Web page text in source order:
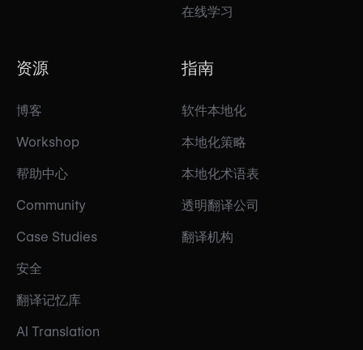
在线学习
资源
博客
Workshop
帮助中心
Community
Case Studies
安全
翻译记忆库
AI Translation
指南
软件本地化
本地化策略
本地化术语表
透明翻译公司
翻译机构